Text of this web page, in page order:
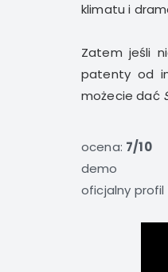
klimatu i
Zatem jeśli
patenty od
możecie dać
ocena: 7/10
demo
oficjalny